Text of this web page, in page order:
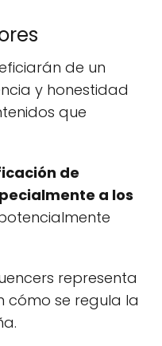
de un
y honestidad
que
de
a los
representa
cómo se regula la